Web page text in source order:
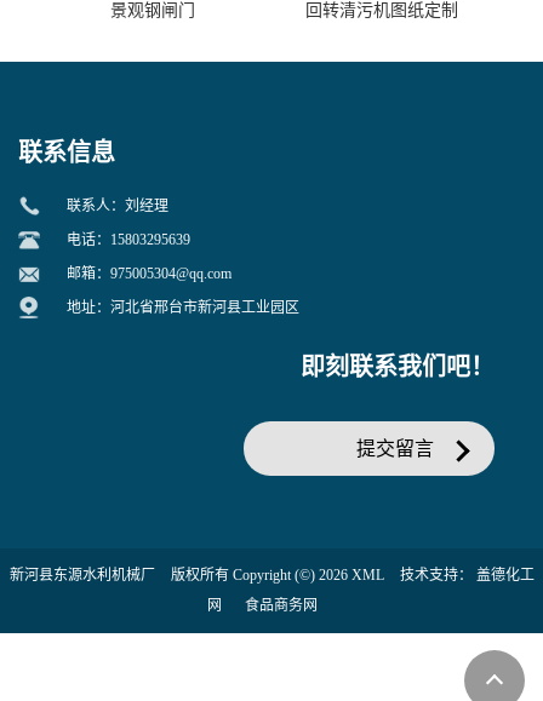
景观钢闸门 回转清污机图纸定制
联系信息
联系人：刘经理
电话：15803295639
邮箱： 975005304@qq.com
地址：河北省邢台市新河县工业园区
即刻联系我们吧！
提交留言
新河县东源水利机械厂 版权所有 Copyright (©) 2026 XML 技术支持： 盖德化工
网
食品商务网